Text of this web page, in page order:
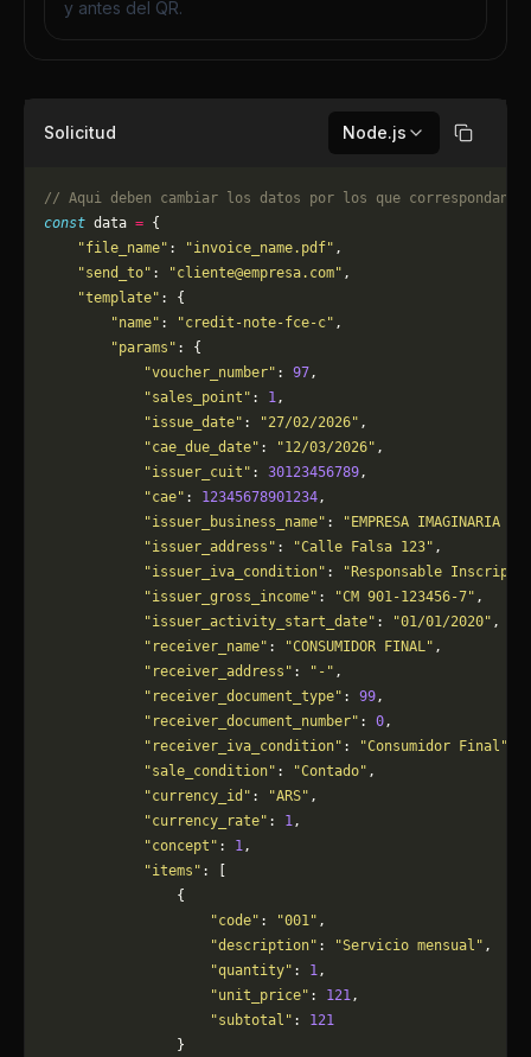
y antes del QR.
Solicitud Node.js Copiar
// Aqui deben cambiar los datos por los que correspondan.
const data = {
    "file_name"
: "invoice_name.pdf" ,
    "send_to"
: "cliente@empresa.com" ,
    "template"
: {
        "name"
: "credit-note-fce-c" ,
        "params"
: {
            "voucher_number"
: 97,
            "sales_point"
: 1,
            "issue_date"
: "27/02/2026" ,
            "cae_due_date"
: "12/03/2026" ,
            "issuer_cuit"
: 30123456789,
            "cae"
: 12345678901234,
            "issuer_business_name"
:
"EMPRESA IMAGINARIA
            "issuer_address"
: "Calle Falsa 123" ,
            "issuer_iva_condition"
:
"Responsable
            "issuer_gross_income"
: "CM 901-123456-7" ,
            "issuer_activity_start_date"
: "01/01/2020" ,
            "receiver_name"
: "CONSUMIDOR FINAL" ,
            "receiver_address"
: "-" ,
            "receiver_document_type"
: 99,
            "receiver_document_number"
: 0,
            "receiver_iva_condition"
: "Consumidor Final"
            "sale_condition"
: "Contado" ,
            "currency_id"
: "ARS" ,
            "currency_rate"
: 1,
            "concept"
: 1,
            "items"
: [
                {
                    "code"
: "001" ,
                    "description"
: "Servicio mensual" ,
                    "quantity"
: 1,
                    "unit_price"
: 121,
                    "subtotal"
: 121
                }